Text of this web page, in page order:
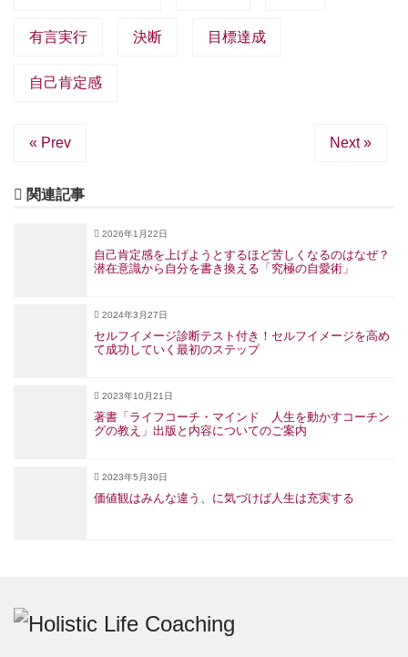
有言実行 決断 目標達成
自己肯定感
« Prev Next »
関連記事
2026年1月22日
自己肯定感を上げようとするほど苦しくなるのはなぜ？
潜在意識から自分を書き換える「究極の自愛術」
2024年3月27日
セルフイメージ診断テスト付き！セルフイメージを高め
て成功していく最初のステップ
2023年10月21日
著書「ライフコーチ・マインド 人生を動かすコーチン
グの教え」出版と内容についてのご案内
2023年5月30日
価値観はみんな違う、に気づけば人生は充実する